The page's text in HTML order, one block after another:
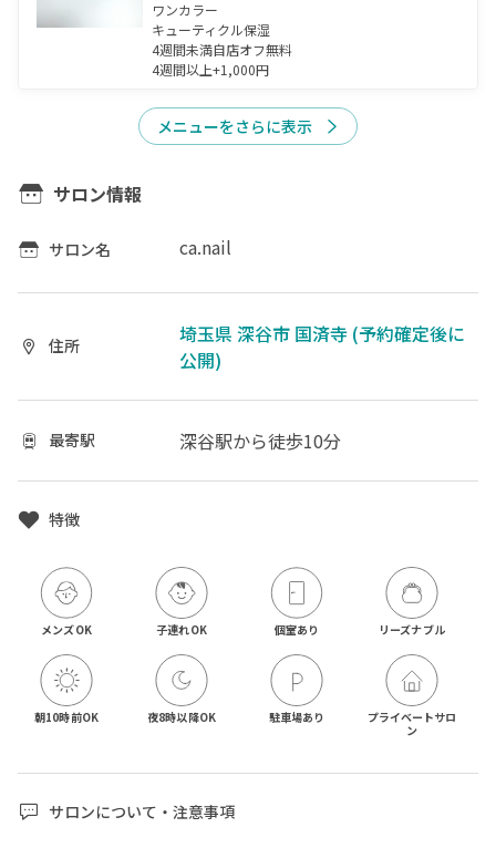
ワンカラー
キューティクル保湿
4週間未満自店オフ無料
4週間以上+1,000円
メニューをさらに表示
サロン情報
サロン名 ca.nail
住所
埼玉県 深谷市 国済寺 (予約確定後に
公開)
最寄駅 深谷駅から徒歩10分
特徴
メンズOK 子連れOK 個室あり リーズナブル
朝10時前OK 夜8時以降OK 駐車場あり
プライベートサロ
ン
サロンについて・注意事項